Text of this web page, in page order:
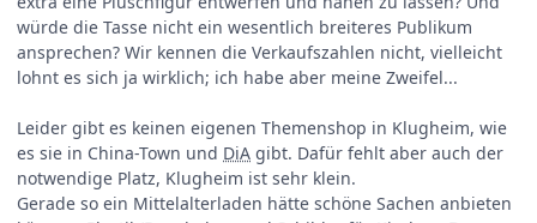
würde die Tasse nicht ein wesentlich breiteres Publikum
ansprechen? Wir kennen die Verkaufszahlen nicht, vielleicht
lohnt es sich ja wirklich; ich habe aber meine Zweifel...
Leider gibt es keinen eigenen Themenshop in Klugheim, wie
es sie in China-Town und DiA gibt. Dafür fehlt aber auch der
notwendige Platz, Klugheim ist sehr klein.
Gerade so ein Mittelalterladen hätte schöne Sachen anbieten